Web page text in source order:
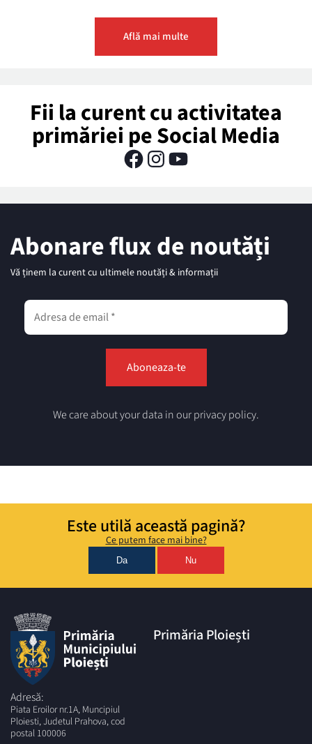
Află mai multe
Fii la curent cu activitatea
primăriei pe Social Media
Abonare flux de noutăți
Vă ținem la curent cu ultimele noutăți & informații
We care about your data in our privacy policy.
Este utilă această pagină?
Ce putem face mai bine?
Da Nu
Adresă:
Piata Eroilor nr.1A, Muncipiul
Ploiesti, Judetul Prahova, cod
postal 100006
Primăria Ploiești